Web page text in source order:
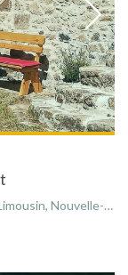
Aquitaine, France